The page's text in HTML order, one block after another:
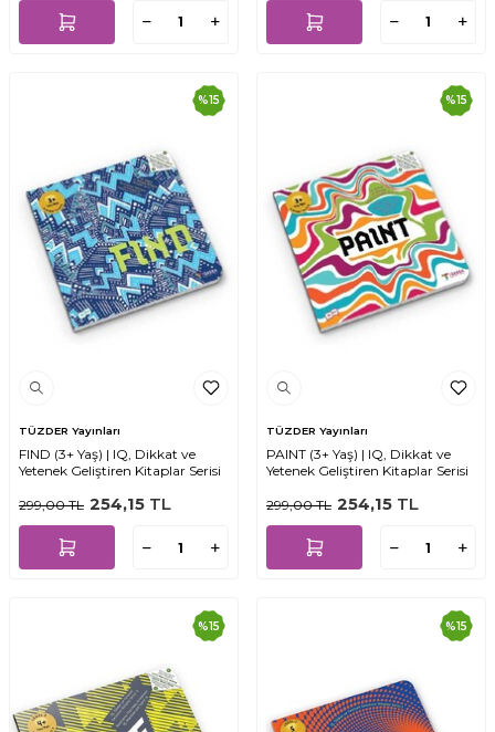
%15
TÜZDER Yayınları
FIND (3+ Yaş) | IQ, Dikkat ve
Yetenek Geliştiren Kitaplar Serisi
299,00TL 254,15 TL
%15
TÜZDER Yayınları
PAINT (3+ Yaş) | IQ, Dikkat ve
Yetenek Geliştiren Kitaplar Serisi
299,00TL 254,15 TL
%15 %15